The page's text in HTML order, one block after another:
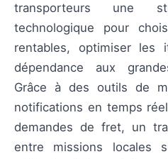
transporteurs une
technologique pour
rentables, optimiser les
dépendance aux
Grâce à des outils de
notifications en temps
demandes de fret, un
entre missions locales